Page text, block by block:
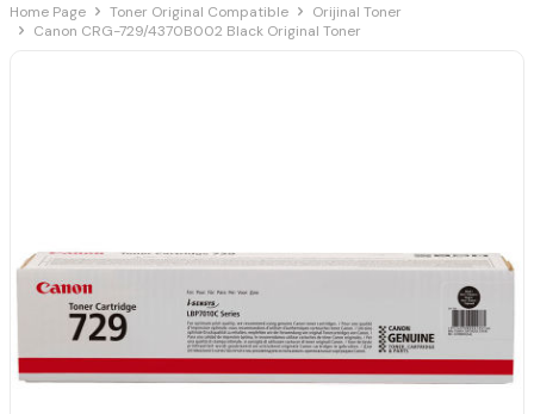
Home Page Toner Original Compatible
Orijinal Toner
Canon CRG-729/4370B002 Black Original Toner